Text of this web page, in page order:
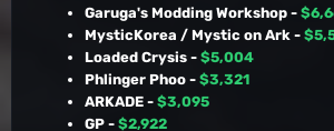
Garuga's Modding Workshop -
MysticKorea / Mystic on Ark -
Loaded Crysis - $5,004
Phlinger Phoo - $3,321
ARKADE - $3,095
GP - $2,922